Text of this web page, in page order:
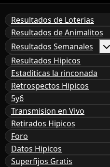
Resultados de Loterias
Resultados de Animalitos
Resultados Semanales
Resultados Hipicos
Estaditicas la rinconada
Retrospectos Hipicos
5y6
Transmision en Vivo
Retirados Hipicos
Foro
Datos Hipicos
Superfijos Gratis